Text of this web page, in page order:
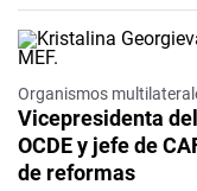
Organismos
Vicepresidenta
OCDE y jefe de
de reformas